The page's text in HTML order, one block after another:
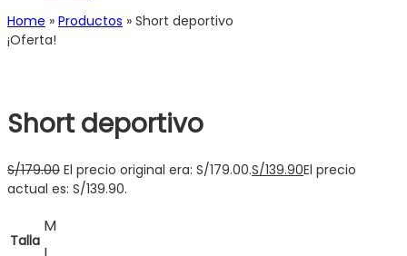
Home » Productos » Short deportivo
¡Oferta!
Short deportivo
S/179.00 El precio original era: S/179.00.S/139.90El precio
actual es: S/139.90.
Talla
M